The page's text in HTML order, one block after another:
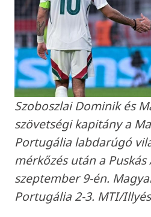
Szoboszlai Dominik és
szövetségi kapitány a
Portugália labdarúgó
mérkőzés után a Puskás
szeptember 9-én.
Portugália 2-3. MTI/